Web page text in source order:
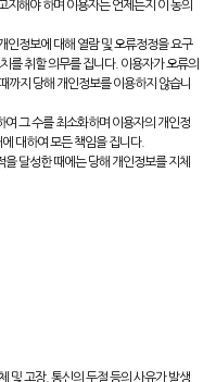
지해야 하며 이용자는 언제든지 이 동의
인정보에 대해 열람 및 오류정정을 요구
를 취할 의무를 집니다. 이용자가 오류의
까지 당해 개인정보를 이용하지 않습니
여 그 수를 최소화하며 이용자의 개인정
대하여 모든 책임을 집니다.
달성한 때에는 당해 개인정보를 지체
및 고장, 통신의 두절 등의 사유가 발생